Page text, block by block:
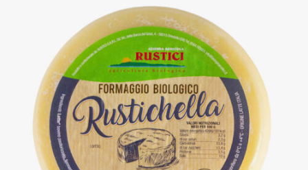
DETTAGLI